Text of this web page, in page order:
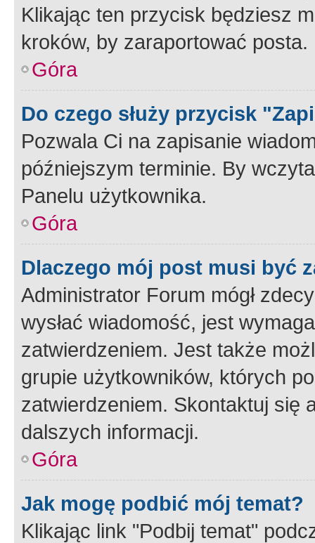
Klikając ten przycisk będziesz
kroków, by zaraportować posta.
Góra
Do czego służy przycisk
Pozwala Ci na zapisanie
późniejszym terminie. By
Panelu użytkownika.
Góra
Dlaczego mój post musi być
Administrator Forum mógł
wysłać wiadomość, jest
zatwierdzeniem. Jest także
grupie użytkowników, których
zatwierdzeniem. Skontaktuj się
dalszych informacji.
Góra
Jak mogę podbić mój temat?
Klikając link "Podbij temat"